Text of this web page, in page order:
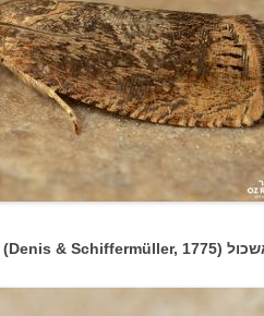
(Denis & Schiffermüller, 1775)